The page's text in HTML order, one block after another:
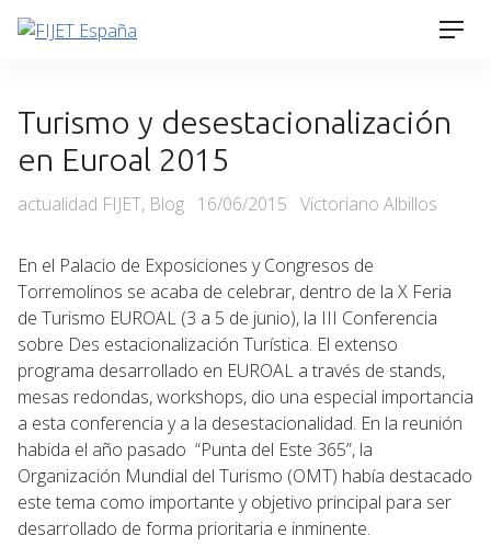
Skip
Turismo y desestacionalización
en Euroal 2015
Categories
actualidad FIJET, Blog Posted
16/06/2015 Victoriano Albillos
En el Palacio de Exposiciones y Congresos de
Torremolinos se acaba de celebrar, dentro de la X Feria
de Turismo EUROAL (3 a 5 de junio), la III Conferencia
sobre Des estacionalización Turística. El extenso
programa desarrollado en EUROAL a través de stands,
mesas redondas, workshops, dio una especial importancia
a esta conferencia y a la desestacionalidad. En la reunión
habida el año pasado “Punta del Este 365”, la
Organización Mundial del Turismo (OMT) había destacado
este tema como importante y objetivo principal para ser
desarrollado de forma prioritaria e inminente.